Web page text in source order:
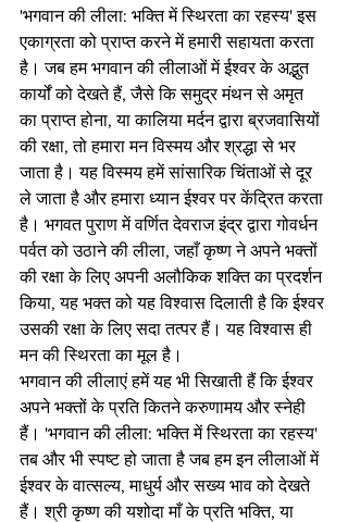
'भगवान की लीला: भक्ति में स्थिरता का रहस्य' इस
एकाग्रता को प्राप्त करने में हमारी सहायता करता
है। जब हम भगवान की लीलाओं में ईश्वर के अद्भुत
कार्यों को देखते हैं, जैसे कि समुद्र मंथन से अमृत
का प्राप्त होना, या कालिया मर्दन द्वारा ब्रजवासियों
की रक्षा, तो हमारा मन विस्मय और श्रद्धा से भर
जाता है। यह विस्मय हमें सांसारिक चिंताओं से दूर
ले जाता है और हमारा ध्यान ईश्वर पर केंद्रित करता
है। भगवत पुराण में वर्णित देवराज इंद्र द्वारा गोवर्धन
पर्वत को उठाने की लीला, जहाँ कृष्ण ने अपने भक्तों
की रक्षा के लिए अपनी अलौकिक शक्ति का प्रदर्शन
किया, यह भक्त को यह विश्वास दिलाती है कि ईश्वर
उसकी रक्षा के लिए सदा तत्पर हैं। यह विश्वास ही
मन की स्थिरता का मूल है।
भगवान की लीलाएं हमें यह भी सिखाती हैं कि ईश्वर
अपने भक्तों के प्रति कितने करुणामय और स्नेही
हैं। 'भगवान की लीला: भक्ति में स्थिरता का रहस्य'
तब और भी स्पष्ट हो जाता है जब हम इन लीलाओं में
ईश्वर के वात्सल्य, माधुर्य और सख्य भाव को देखते
हैं। श्री कृष्ण की यशोदा माँ के प्रति भक्ति, या